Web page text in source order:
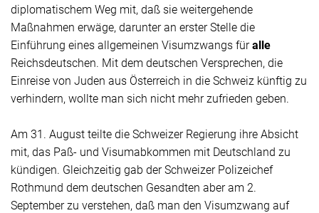
diplomatischem Weg mit, daß sie weitergehende
Maßnahmen erwäge, darunter an erster Stelle die
Einführung eines allgemeinen Visumzwangs füralle
Reichsdeutschen. Mit dem deutschen Versprechen, die
Einreise von Juden aus Österreich in die Schweiz künftig zu
verhindern, wollte man sich nicht mehr zufrieden geben.
Am 31. August teilte die Schweizer Regierung ihre Absicht
mit, das Paß- und Visumabkommen mit Deutschland zu
kündigen. Gleichzeitig gab der Schweizer Polizeichef
Rothmund dem deutschen Gesandten aber am 2.
September zu verstehen, daß man den Visumzwang auf